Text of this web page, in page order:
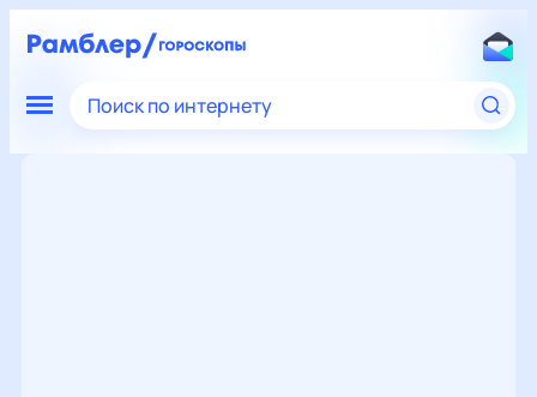
Поиск по интернету